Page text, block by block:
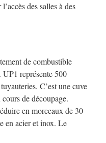
des salles à des
de combustible
représente 500
C’est une cuve
de découpage.
en morceaux de 30
en acier et inox. Le